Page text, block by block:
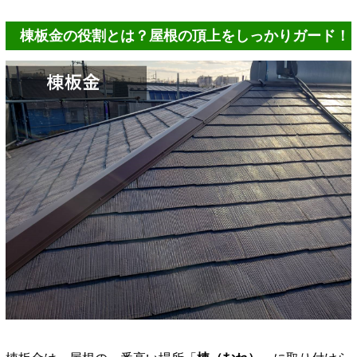
棟板金の役割とは？屋根の頂上をしっかりガード！